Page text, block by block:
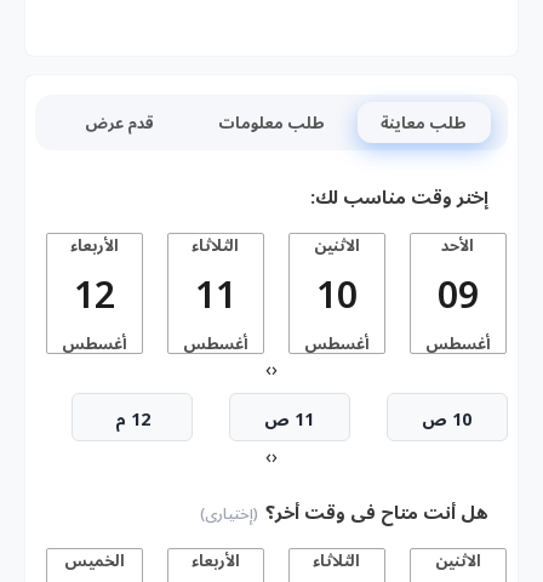
طلب معاينة طلب معلومات قدم عرض
إختر وقت مناسب لك:
الأحد
09
أغسطس
الاثنين
10
أغسطس
الثلاثاء
11
أغسطس
الأربعاء
12
أغسطس
‹
›
10 ص 11 ص 12 م
‹
›
هل أنت متاح فى وقت أخر؟ (إختيارى)
الاثنين الثلاثاء الأربعاء الخميس